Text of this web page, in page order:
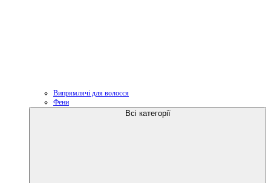
Випрямлячі для волосся
Фени
Всі категорії